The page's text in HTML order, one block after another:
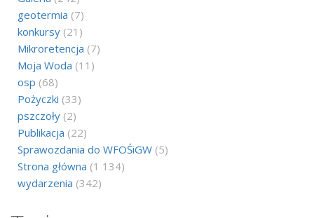
geotermia (7)
konkursy (21)
Mikroretencja (7)
Moja Woda (11)
osp (68)
Pożyczki (33)
pszczoły (2)
Publikacja (22)
Sprawozdania do WFOŚiGW (5)
Strona główna (1 134)
wydarzenia (342)